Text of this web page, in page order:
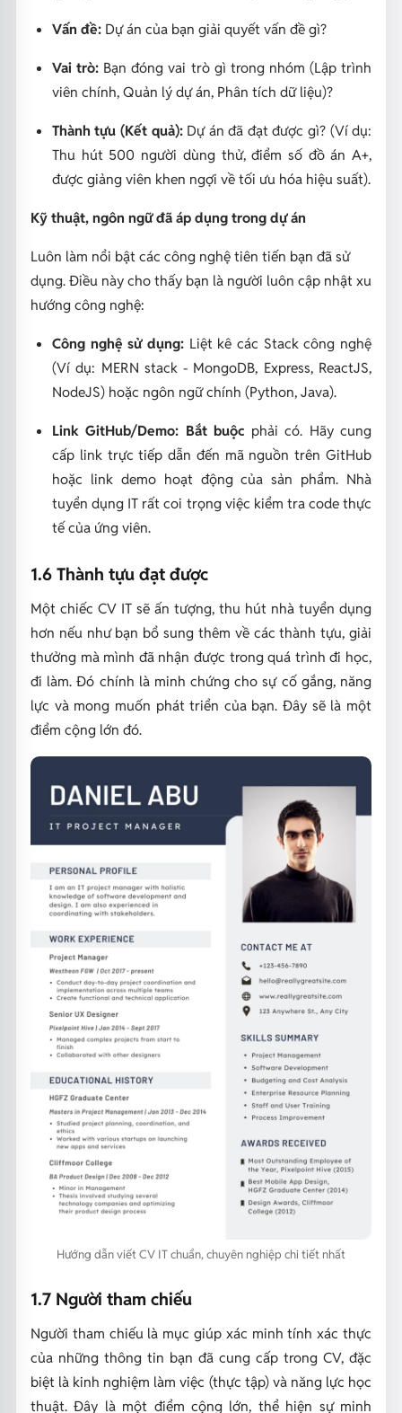
Vấn đề:Dự án của bạn giải quyết vấn đề gì?
Vai trò: Bạn đóng vai trò gì trong nhóm (Lập trình
viên chính, Quản lý dự án, Phân tích dữ liệu)?
Thành tựu (Kết quả):Dự án đã đạt được gì? (Ví dụ:
Thu hút 500 người dùng thử, điểm số đồ án A+,
được giảng viên khen ngợi về tối ưu hóa hiệu suất).
Kỹ thuật, ngôn ngữ đã áp dụng trong dự án
Luôn làm nổi bật các công nghệ tiên tiến bạn đã sử
dụng. Điều này cho thấy bạn là người luôn cập nhật xu
hướng công nghệ:
Công nghệ sử dụng:Liệt kê các Stack công nghệ
(Ví dụ: MERN stack - MongoDB, Express, ReactJS,
NodeJS) hoặc ngôn ngữ chính (Python, Java).
Link GitHub/Demo: Bắt buộc phải có. Hãy cung
cấp link trực tiếp dẫn đến mã nguồn trên GitHub
hoặc link demo hoạt động của sản phẩm. Nhà
tuyển dụng IT rất coi trọng việc kiểm tra code thực
tế của ứng viên.
1.6 Thành tựu đạt được
Một chiếc CV IT sẽ ấn tượng, thu hút nhà tuyển dụng
hơn nếu như bạn bổ sung thêm về các thành tựu, giải
thưởng mà mình đã nhận được trong quá trình đi học,
đi làm. Đó chính là minh chứng cho sự cố gắng, năng
lực và mong muốn phát triển của bạn. Đây sẽ là một
điểm cộng lớn đó.
Hướng dẫn viết CV IT chuẩn, chuyên nghiệp chi tiết nhất
1.7 Người tham chiếu
Người tham chiếu là mục giúp xác minh tính xác thực
của những thông tin bạn đã cung cấp trong CV, đặc
biệt là kinh nghiệm làm việc (thực tập) và năng lực học
thuật. Đây là một điểm cộng lớn, thể hiện sự minh